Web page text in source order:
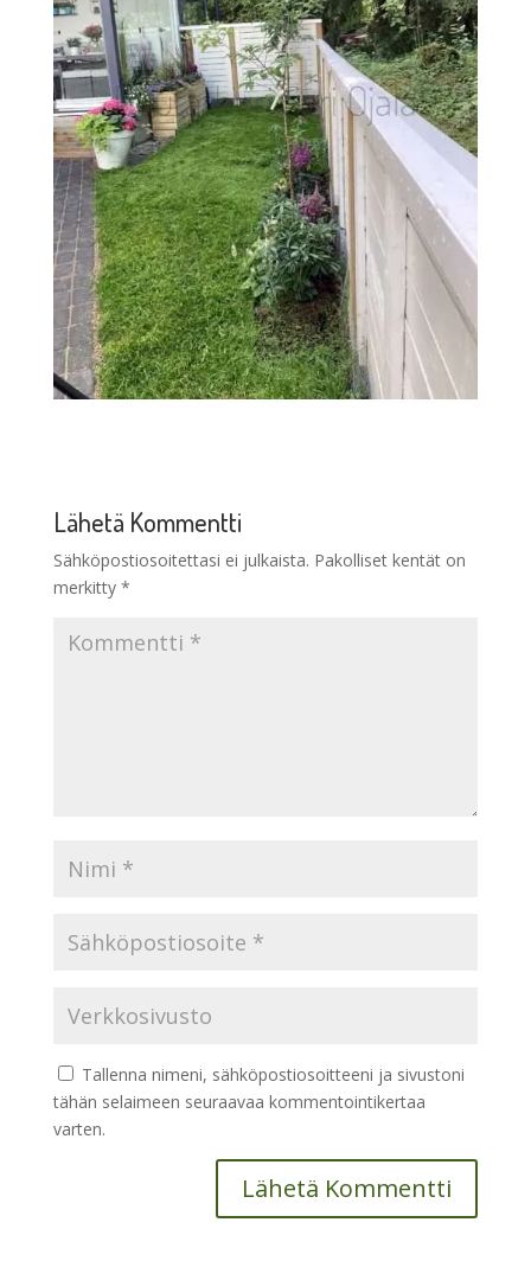
Lähetä Kommentti
Sähköpostiosoitettasi ei julkaista. Pakolliset kentät on
merkitty *
Tallenna nimeni, sähköpostiosoitteeni ja sivustoni
tähän selaimeen seuraavaa kommentointikertaa
varten.